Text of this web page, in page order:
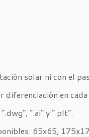
solar ni con el
en cada
“.ai” y “.plt”.
65x65,